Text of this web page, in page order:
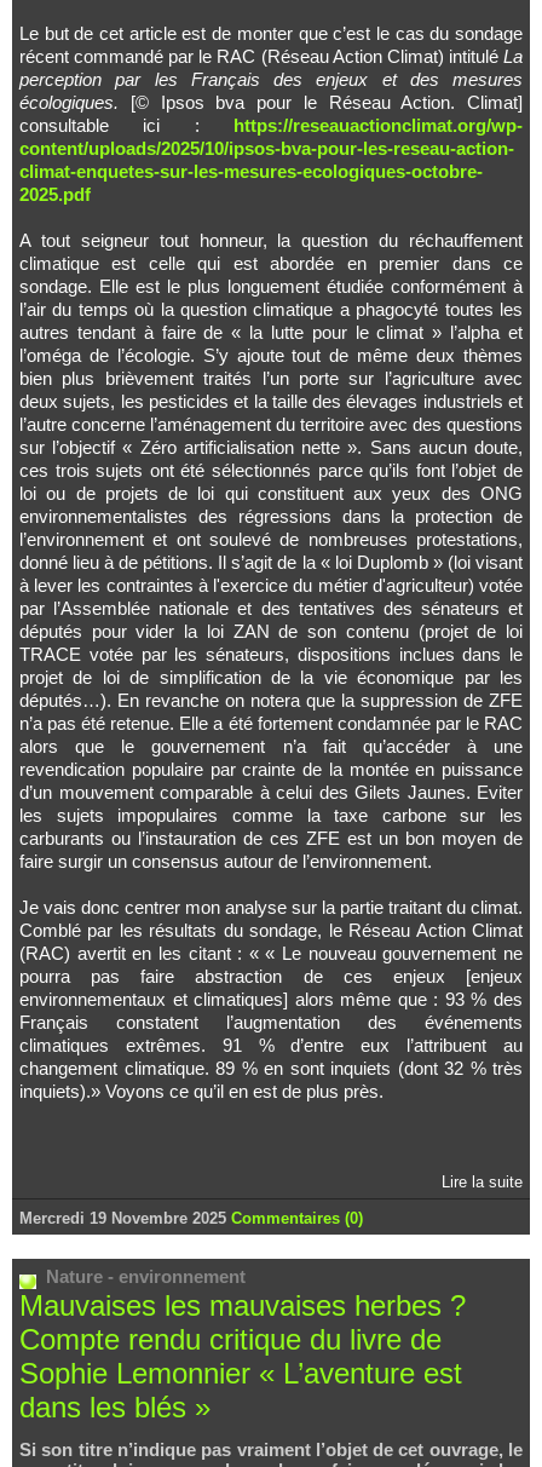
Le but de cet article est de monter que c’est le cas du sondage
récent commandé par le RAC (Réseau Action Climat) intitulé La
perception par les Français des enjeux et des mesures
écologiques. [© Ipsos bva pour le Réseau Action. Climat]
consultable ici : https://reseauactionclimat.org/wp-
content/uploads/2025/10/ipsos-bva-pour-les-reseau-action-
climat-enquetes-sur-les-mesures-ecologiques-octobre-
2025.pdf
A tout seigneur tout honneur, la question du réchauffement
climatique est celle qui est abordée en premier dans ce
sondage. Elle est le plus longuement étudiée conformément à
l’air du temps où la question climatique a phagocyté toutes les
autres tendant à faire de « la lutte pour le climat » l’alpha et
l’oméga de l’écologie. S’y ajoute tout de même deux thèmes
bien plus brièvement traités l’un porte sur l’agriculture avec
deux sujets, les pesticides et la taille des élevages industriels et
l’autre concerne l’aménagement du territoire avec des questions
sur l’objectif « Zéro artificialisation nette ». Sans aucun doute,
ces trois sujets ont été sélectionnés parce qu’ils font l’objet de
loi ou de projets de loi qui constituent aux yeux des ONG
environnementalistes des régressions dans la protection de
l’environnement et ont soulevé de nombreuses protestations,
donné lieu à de pétitions. Il s’agit de la « loi Duplomb » (loi visant
à lever les contraintes à l'exercice du métier d'agriculteur) votée
par l’Assemblée nationale et des tentatives des sénateurs et
députés pour vider la loi ZAN de son contenu (projet de loi
TRACE votée par les sénateurs, dispositions inclues dans le
projet de loi de simplification de la vie économique par les
députés…). En revanche on notera que la suppression de ZFE
n’a pas été retenue. Elle a été fortement condamnée par le RAC
alors que le gouvernement n’a fait qu’accéder à une
revendication populaire par crainte de la montée en puissance
d’un mouvement comparable à celui des Gilets Jaunes. Eviter
les sujets impopulaires comme la taxe carbone sur les
carburants ou l’instauration de ces ZFE est un bon moyen de
faire surgir un consensus autour de l’environnement.
Je vais donc centrer mon analyse sur la partie traitant du climat.
Comblé par les résultats du sondage, le Réseau Action Climat
(RAC) avertit en les citant : « « Le nouveau gouvernement ne
pourra pas faire abstraction de ces enjeux [enjeux
environnementaux et climatiques] alors même que : 93 % des
Français constatent l’augmentation des événements
climatiques extrêmes. 91 % d’entre eux l’attribuent au
changement climatique. 89 % en sont inquiets (dont 32 % très
inquiets).» Voyons ce qu’il en est de plus près.
Lire la suite
Mercredi 19 Novembre 2025 Commentaires (0)
Nature - environnement
Mauvaises les mauvaises herbes ?
Compte rendu critique du livre de
Sophie Lemonnier « L’aventure est
dans les blés »
Si son titre n’indique pas vraiment l’objet de cet ouvrage, le